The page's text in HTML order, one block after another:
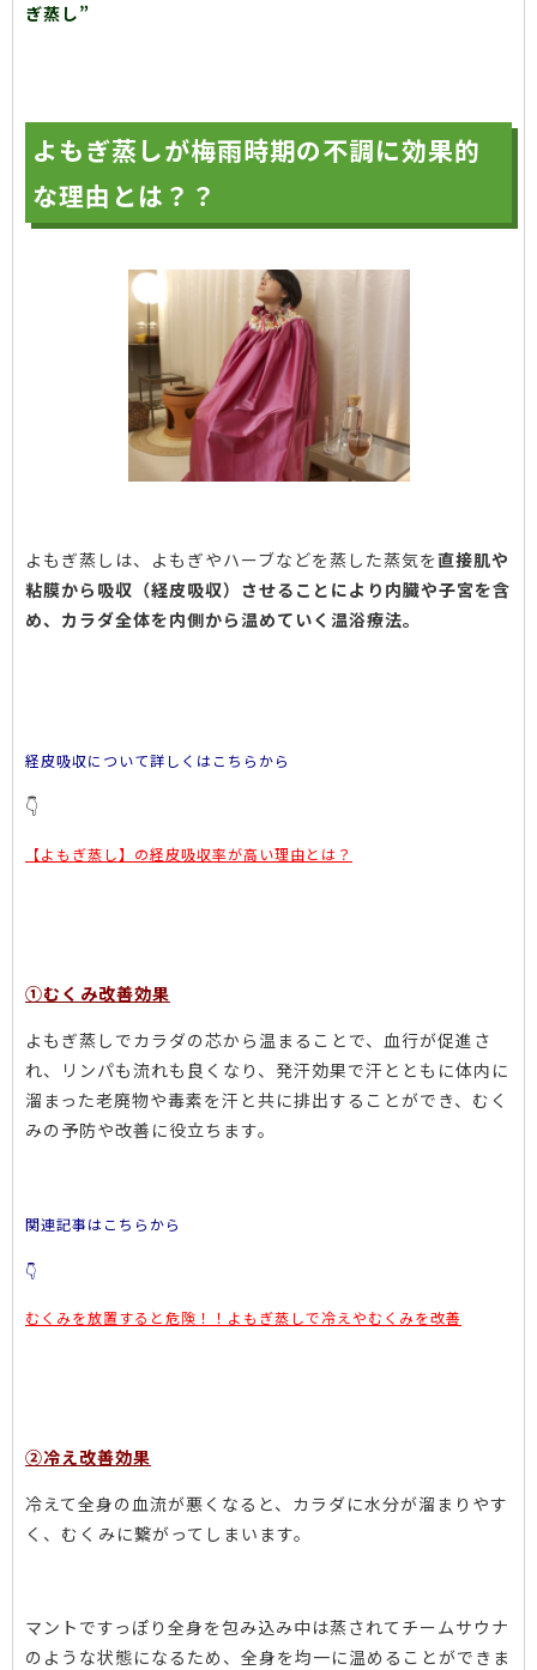
ぎ蒸し”
よもぎ蒸しが梅雨時期の不調に効果的
な理由とは？？
よもぎ蒸しは、よもぎやハーブなどを蒸した蒸気を直接肌や
粘膜から吸収（経皮吸収）させることにより内臓や子宮を含
め、カラダ全体を内側から温めていく温浴療法。
経皮吸収について詳しくはこちらから
👇
【よもぎ蒸し】の経皮吸収率が高い理由とは？
①むくみ改善効果
よもぎ蒸しでカラダの芯から温まることで、血行が促進さ
れ、リンパも流れも良くなり、発汗効果で汗とともに体内に
溜まった老廃物や毒素を汗と共に排出することができ、むく
みの予防や改善に役立ちます。
関連記事はこちらから
👇
むくみを放置すると危険！！よもぎ蒸しで冷えやむくみを改善
②冷え改善効果
冷えて全身の血流が悪くなると、カラダに水分が溜まりやす
く、むくみに繋がってしまいます。
マントですっぽり全身を包み込み中は蒸されてチームサウナ
のような状態になるため、全身を均一に温めることができま